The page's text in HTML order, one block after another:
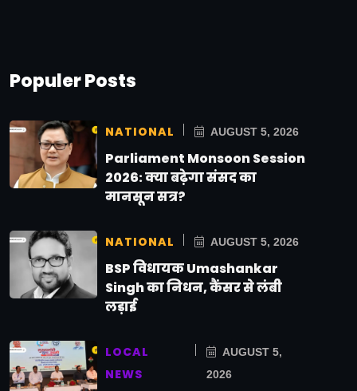
Populer Posts
NATIONAL AUGUST 5, 2026
Parliament Monsoon Session
2026: क्या बढ़ेगा संसद का
मानसून सत्र?
NATIONAL AUGUST 5, 2026
BSP विधायक Umashankar
Singh का निधन, कैंसर से लंबी
लड़ाई
LOCAL
NEWS
AUGUST 5,
2026